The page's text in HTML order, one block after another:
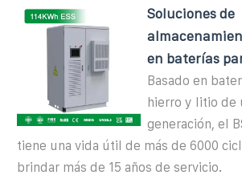
Soluciones de
en baterías
Basado en
hierro y litio de
generación, el
tiene una vida útil de más de 6000
brindar más de 15 años de servicio.